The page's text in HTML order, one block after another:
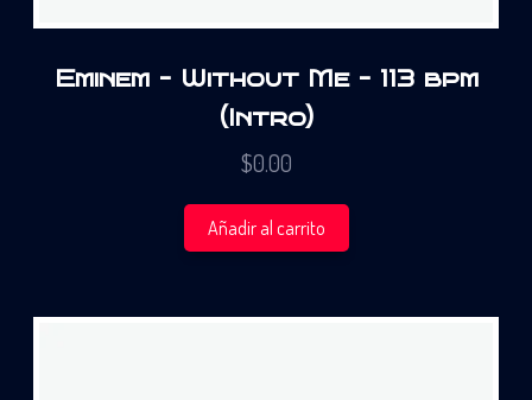
Eminem – Without Me – 113 bpm
(Intro)
$0.00
Añadir al carrito